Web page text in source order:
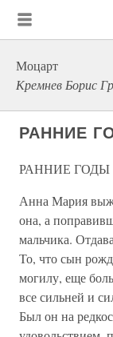
Моцарт
Кремнев Борис
РАННИЕ
РАННИЕ ГОДЫ
Анна Мария
она, а
мальчика.
То, что сын
могилу, еще
все сильней и
Был он на